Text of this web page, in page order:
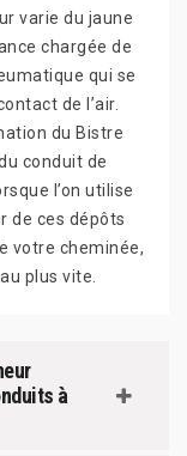
varie du jaune
chargée de
qui se
de l’air.
du Bistre
conduit de
l’on utilise
de ces dépôts
votre cheminée,
plus vite.
à